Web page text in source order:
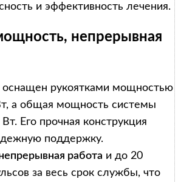
и эффективность лечения.
непрерывная
оснащен рукоятками мощностью
а общая мощность системы
Его прочная конструкция
поддержку.
работа и до 20
за весь срок службы, что